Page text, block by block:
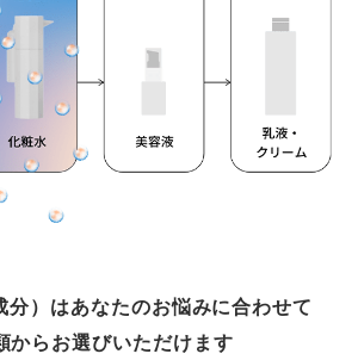
分）はあなたのお悩みに合わせて
からお選びいただけます